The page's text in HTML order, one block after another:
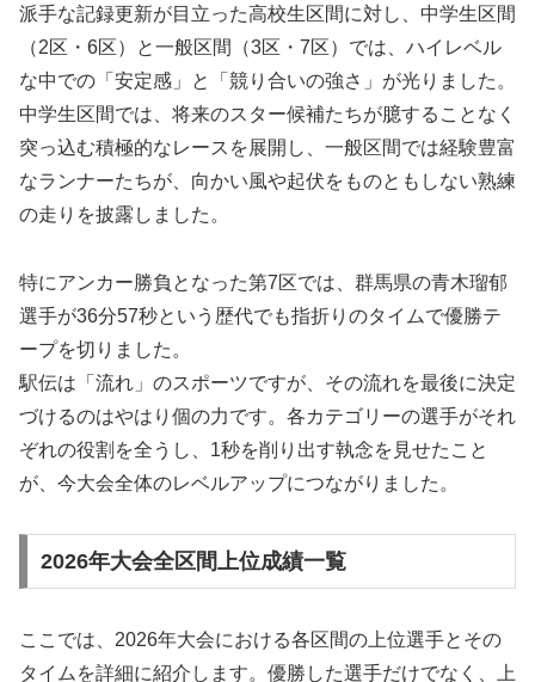
派手な記録更新が目立った高校生区間に対し、中学生区間
（2区・6区）と一般区間（3区・7区）では、ハイレベル
な中での「安定感」と「競り合いの強さ」が光りました。
中学生区間では、将来のスター候補たちが臆することなく
突っ込む積極的なレースを展開し、一般区間では経験豊富
なランナーたちが、向かい風や起伏をものともしない熟練
の走りを披露しました。
特にアンカー勝負となった第7区では、群馬県の青木瑠郁
選手が36分57秒という歴代でも指折りのタイムで優勝テ
ープを切りました。
駅伝は「流れ」のスポーツですが、その流れを最後に決定
づけるのはやはり個の力です。各カテゴリーの選手がそれ
ぞれの役割を全うし、1秒を削り出す執念を見せたこと
が、今大会全体のレベルアップにつながりました。
2026年大会全区間上位成績一覧
ここでは、2026年大会における各区間の上位選手とその
タイムを詳細に紹介します。優勝した選手だけでなく、上